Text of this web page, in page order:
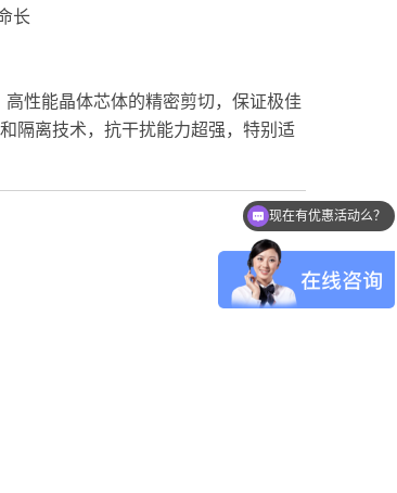
长
性能晶体芯体的精密剪切，保证极佳
隔离技术，抗干扰能力超强，特别适
现在有优惠活动么？